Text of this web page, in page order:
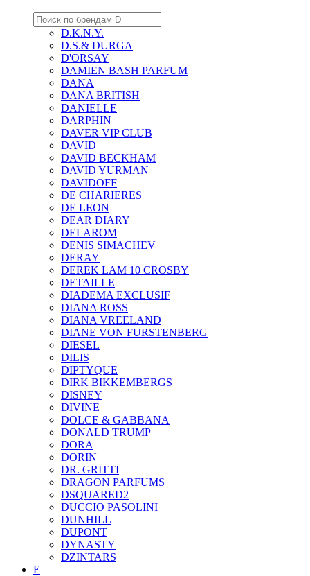
D.K.N.Y.
D.S.& DURGA
D'ORSAY
DAMIEN BASH PARFUM
DANA
DANA BRITISH
DANIELLE
DARPHIN
DAVER VIP CLUB
DAVID
DAVID BECKHAM
DAVID YURMAN
DAVIDOFF
DE CHARIERES
DE LEON
DEAR DIARY
DELAROM
DENIS SIMACHEV
DERAY
DEREK LAM 10 CROSBY
DETAILLE
DIADEMA EXCLUSIF
DIANA ROSS
DIANA VREELAND
DIANE VON FURSTENBERG
DIESEL
DILIS
DIPTYQUE
DIRK BIKKEMBERGS
DISNEY
DIVINE
DOLCE & GABBANA
DONALD TRUMP
DORA
DORIN
DR. GRITTI
DRAGON PARFUMS
DSQUARED2
DUCCIO PASOLINI
DUNHILL
DUPONT
DYNASTY
DZINTARS
E